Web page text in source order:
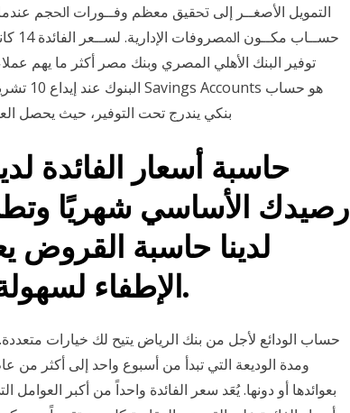
ﺍﻟﺘﻤﻮﻳﻞ ﺍﻷﺻﻐــﺮ ﺇﻟﻰ ﲢﻘﻴﻖ ﻣﻌﻈﻢ ﻭﻓــﻮﺭﺍﺕ ﺍﳊﺠﻢ
توفير البنك الأهلي المصري وبنك مصر أكثر ما يهم
حاسبة أسعار الفائدة
رصيدك الأساسي شهريًا
لدينا حاسبة القروض
الإطفاء لسهولة حساب إطفاء القرض.
حساب الودائع لأجل من بنك الرياض يتيح لك خيارات متعددة.
ومدة الوديعة التي تبدأ من أسبوع واحد إلى أكثر من
بعوائدها أو دونها. يُعَد سعر الفائدة واحداً من أكبر